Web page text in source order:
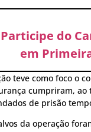
Participe do
em
teve como foco o
cumpriram, ao
de prisão
da operação